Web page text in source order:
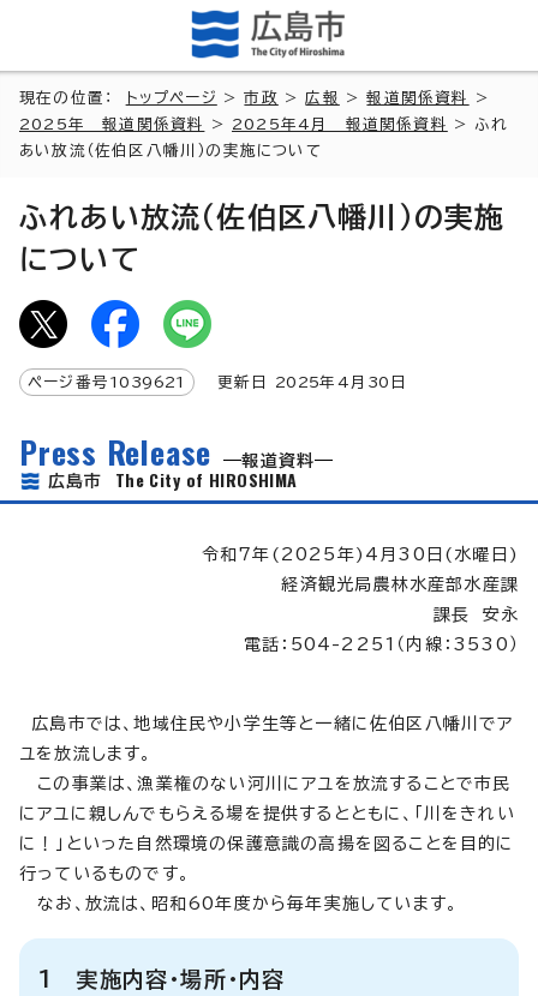
現在の位置： トップページ >市政 >広報 >報道関係資料
>
2025年 報道関係資料
> 2025年4月 報道関係資料
> ふれ
あい放流（佐伯区八幡川）の実施について
ふれあい放流（佐伯区八幡川）の実施
について
ページ番号 1039621 更新日 2025年4月 30 日
Press Release
報道資料
広島市 The City of HIROSHIMA
令和7年(2025年)4月30日(水曜日)
経済観光局農林水産部水産課
課長 安永
電話：504-2251（内線：3530）
広島市では、地域住民や小学生等と一緒に佐伯区八幡川でア
ユを放流します。
この事業は、漁業権のない河川にアユを放流することで市民
にアユに親しんでもらえる場を提供するとともに、「川をきれい
に！」といった自然環境の保護意識の高揚を図ることを目的に
行っているものです。
なお、放流は、昭和60年度から毎年実施しています。
1 実施内容・場所・内容